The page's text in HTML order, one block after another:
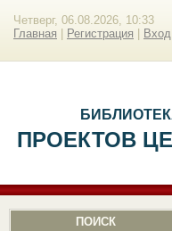
Четверг, 06.08.2026, 10:33
Главная
Регистрация Вход
ПРОЕКТОВ
ПОИСК